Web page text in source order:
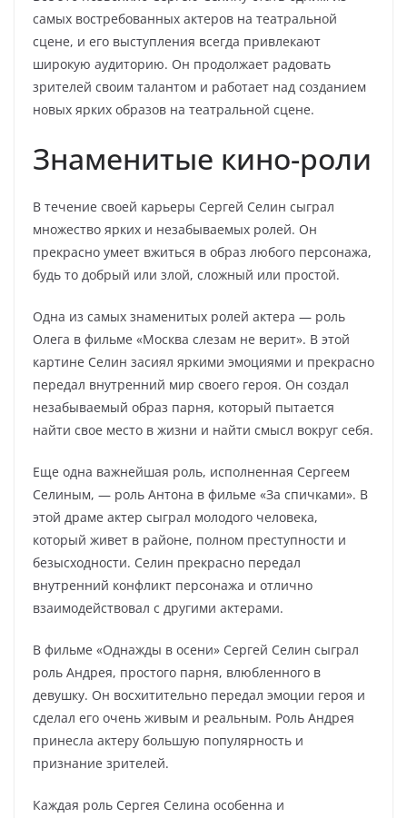
самых востребованных актеров на театральной
сцене, и его выступления всегда привлекают
широкую аудиторию. Он продолжает радовать
зрителей своим талантом и работает над созданием
новых ярких образов на театральной сцене.
Знаменитые кино-роли
В течение своей карьеры Сергей Селин сыграл
множество ярких и незабываемых ролей. Он
прекрасно умеет вжиться в образ любого персонажа,
будь то добрый или злой, сложный или простой.
Одна из самых знаменитых ролей актера — роль
Олега в фильме «Москва слезам не верит». В этой
картине Селин засиял яркими эмоциями и прекрасно
передал внутренний мир своего героя. Он создал
незабываемый образ парня, который пытается
найти свое место в жизни и найти смысл вокруг себя.
Еще одна важнейшая роль, исполненная Сергеем
Селиным, — роль Антона в фильме «За спичками». В
этой драме актер сыграл молодого человека,
который живет в районе, полном преступности и
безысходности. Селин прекрасно передал
внутренний конфликт персонажа и отлично
взаимодействовал с другими актерами.
В фильме «Однажды в осени» Сергей Селин сыграл
роль Андрея, простого парня, влюбленного в
девушку. Он восхитительно передал эмоции героя и
сделал его очень живым и реальным. Роль Андрея
принесла актеру большую популярность и
признание зрителей.
Каждая роль Сергея Селина особенна и